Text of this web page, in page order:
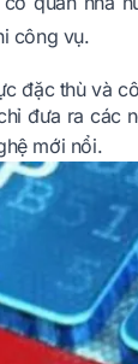
công vụ.
đặc thù và
đưa ra các
mới nổi.